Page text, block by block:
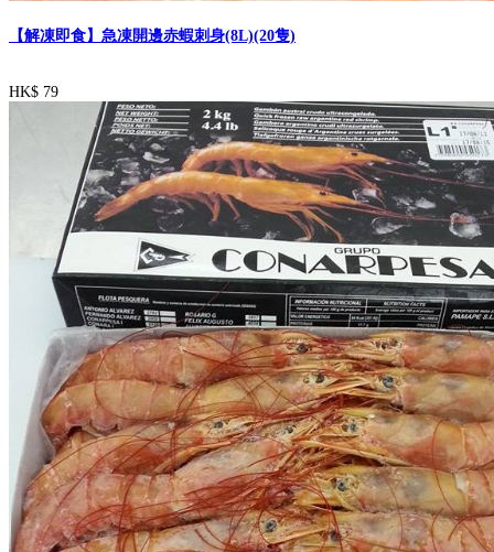
【解凍即食】急凍開邊赤蝦刺身(8L)(20隻)
HK$ 79